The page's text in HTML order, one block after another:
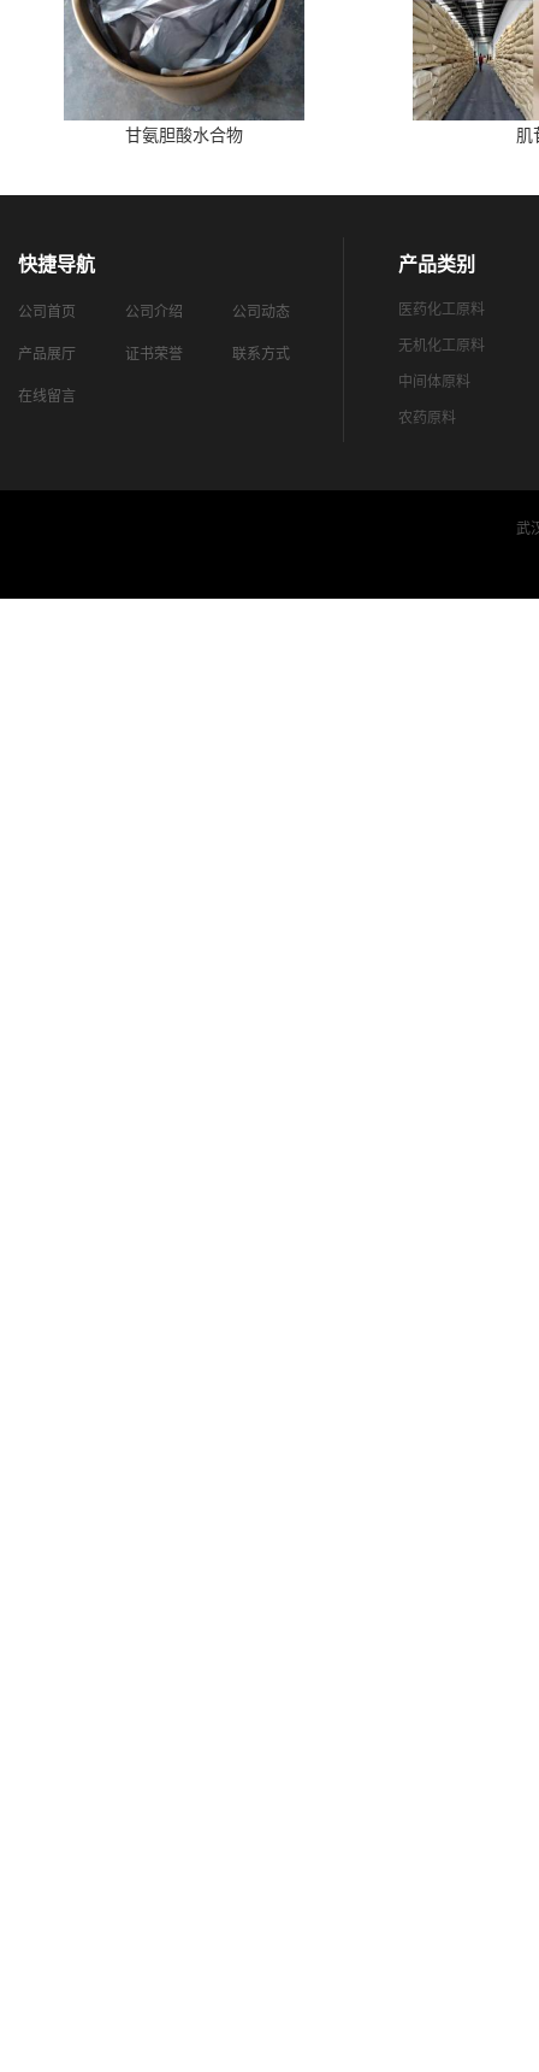
甘氨胆酸水合物 肌
快捷导航
公司首页 公司介绍 公司动态
产品展厅 证书荣誉 联系方式
在线留言
产品类别
医药化工原料
无机化工原料
中间体原料
农药原料
武